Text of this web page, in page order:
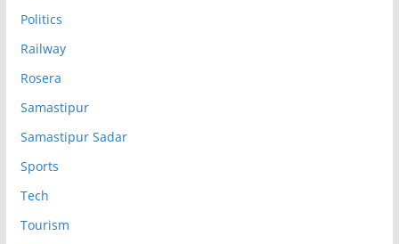
Politics
Railway
Rosera
Samastipur
Samastipur Sadar
Sports
Tech
Tourism